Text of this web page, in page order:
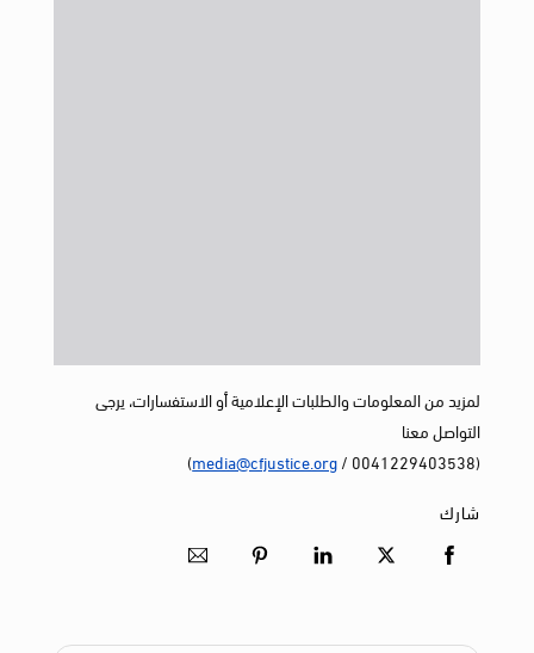
لمزيد من المعلومات والطلبات الإعلامية أو الاستفسارات، يرجى
التواصل معنا
(0041229403538 /
media@cfjustice.org
)
شارك